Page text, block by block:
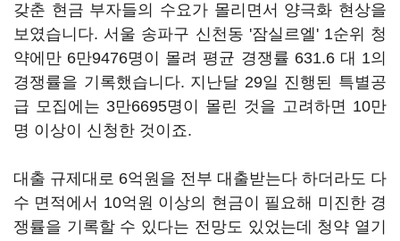
갖춘 현금 부자들의 수요가 몰리면서 양극화 현상을
보였습니다. 서울 송파구 신천동 '잠실르엘' 1순위 청
약에만 6만9476명이 몰려 평균 경쟁률 631.6 대 1의
경쟁률을 기록했습니다. 지난달 29일 진행된 특별공
급 모집에는 3만6695명이 몰린 것을 고려하면 10만
명 이상이 신청한 것이죠.
대출 규제대로 6억원을 전부 대출받는다 하더라도 다
수 면적에서 10억원 이상의 현금이 필요해 미진한 경
쟁률을 기록할 수 있다는 전망도 있었는데 청약 열기